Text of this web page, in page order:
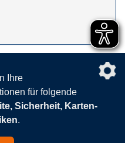
nach
Impressum
Ihre
für folgende
Sicherheit, Karten-
.